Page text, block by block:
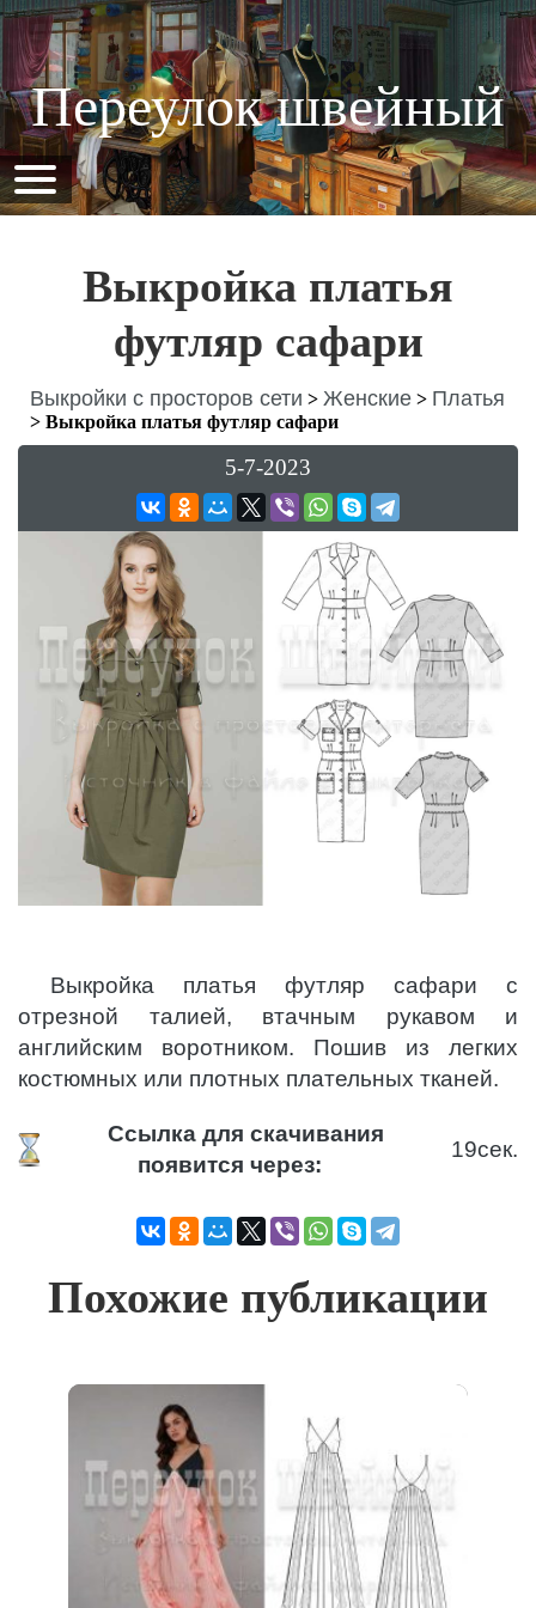
Переулок швейный
Выкройка платья
футляр сафари
Выкройки с просторов сети > Женские > Платья
> Выкройка платья футляр сафари
5-7-2023
Выкройка платья футляр сафари с
отрезной талией, втачным рукавом и
английским воротником. Пошив из легких
костюмных или плотных плательных тканей.
Ссылка для скачивания
появится через:
18сек.
Похожие публикации